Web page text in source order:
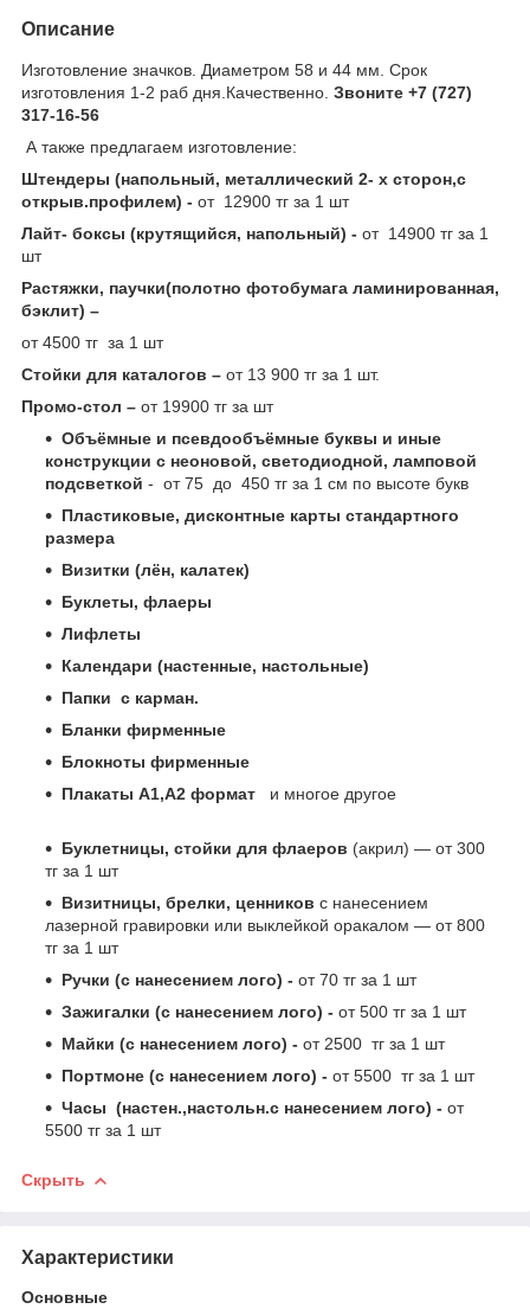
Описание
Изготовление значков. Диаметром 58 и 44 мм. Срок
изготовления 1-2 раб дня.Качественно. Звоните +7 (727)
317-16-56
А также предлагаем изготовление:
Штендеры (напольный, металлический 2- х сторон,с
открыв.профилем) - от 12900 тг за 1 шт
Лайт- боксы (крутящийся, напольный) - от 14900 тг за 1
шт
Растяжки, паучки(полотно фотобумага ламинированная,
бэклит) –
от 4500 тг за 1 шт
Стойки для каталогов – от 13 900 тг за 1 шт.
Промо-стол – от 19900 тг за шт
Объёмные и псевдообъёмные буквы и иные
конструкции с неоновой, светодиодной, ламповой
подсветкой - от 75 до 450 тг за 1 см по высоте букв
Пластиковые, дисконтные карты стандартного
размера
Визитки (лён, калатек)
Буклеты, флаеры
Лифлеты
Календари (настенные, настольные)
Папки с карман.
Бланки фирменные
Блокноты фирменные
Плакаты А1,А2 формат и многое другое
Буклетницы, стойки для флаеров (акрил) ― от 300
тг за 1 шт
Визитницы, брелки, ценников с нанесением
лазерной гравировки или выклейкой оракалом ― от 800
тг за 1 шт
Ручки (с нанесением лого) - от 70 тг за 1 шт
Зажигалки (с нанесением лого) - от 500 тг за 1 шт
Майки (с нанесением лого) - от 2500 тг за 1 шт
Портмоне (с нанесением лого) - от 5500 тг за 1 шт
Часы (настен.,настольн.с нанесением лого) - от
5500 тг за 1 шт
Скрыть
Характеристики
Основные